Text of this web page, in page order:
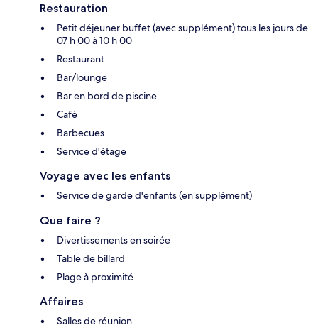
Restauration
Petit déjeuner buffet (avec supplément) tous les jours de
07 h 00 à 10 h 00
Restaurant
Bar/lounge
Bar en bord de piscine
Café
Barbecues
Service d'étage
Voyage avec les enfants
Service de garde d'enfants (en supplément)
Que faire ?
Divertissements en soirée
Table de billard
Plage à proximité
Affaires
Salles de réunion